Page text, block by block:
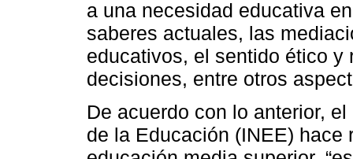
a una necesidad educativa
saberes actuales, las
educativos, el sentido ético y
decisiones, entre otros
De acuerdo con lo anterior,
de la Educación (INEE) hace